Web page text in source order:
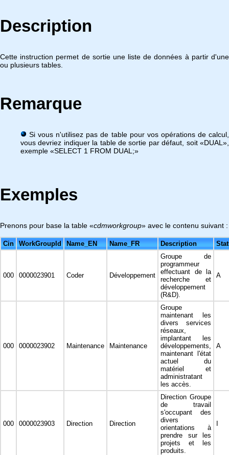
Description
Cette instruction permet de sortie une liste de données à partir d'une
ou plusieurs tables.
Remarque
Si vous n'utilisez pas de table pour vos opérations de calcul,
vous devriez indiquer la table de sortie par défaut, soit «DUAL»,
exemple «SELECT 1 FROM DUAL;»
Exemples
Prenons pour base la table «cdmworkgroup» avec le contenu suivant :
Cin WorkGroupId Name_EN Name_FR Description
000 0000023901 Coder Développement
Groupe de
programmeur
effectuant de la
recherche et
développement
(R&D).
A
000 0000023902 Maintenance Maintenance
Groupe
maintenant les
divers services
réseaux,
implantant les
développements,
maintenant l'état
actuel du
matériel et
administratant
les accès.
A
000 0000023903 Direction Direction
Direction Groupe
de travail
s'occupant des
divers
orientations à
prendre sur les
projets et les
produits.